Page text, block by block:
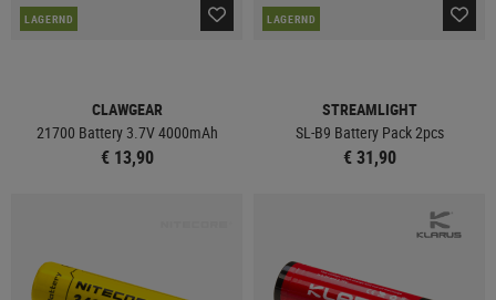
LAGERND
CLAWGEAR
21700 Battery 3.7V 4000mAh
€ 13,90
LAGERND
STREAMLIGHT
SL-B9 Battery Pack 2pcs
€ 31,90